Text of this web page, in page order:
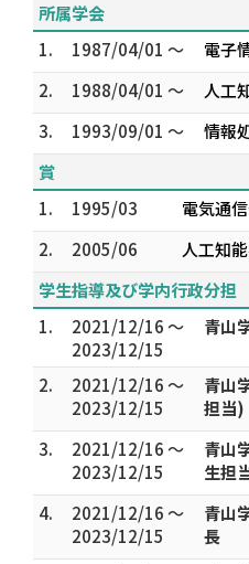
所属学会
1.
1987/04/01 ～
電子
2.
1988/04/01 ～
人工
3.
1993/09/01 ～
情報
賞
1.
1995/03
電気通
2.
2005/06
人工知
学生指導及び学内行政分担
1.
2021/12/16 ～
2023/12/15
青山
2.
2021/12/16 ～
2023/12/15
青山
担当)
3.
2021/12/16 ～
2023/12/15
青山
生担
4.
2021/12/16 ～
2023/12/15
青山
長